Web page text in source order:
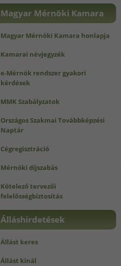
Magyar Mérnöki Kamara
Magyar Mérnöki Kamara honlapja
Kamarai névjegyzék
e-Mérnök rendszer gyakori
kérdések
MMK Szabályzatok
Országos Szakmai Továbbképzési
Naptár
Cégregisztráció
Mérnöki díjszabás
Kötelező tervezői
felelősségbiztosítás
Álláshirdetések
Állást keres
Állást kínál